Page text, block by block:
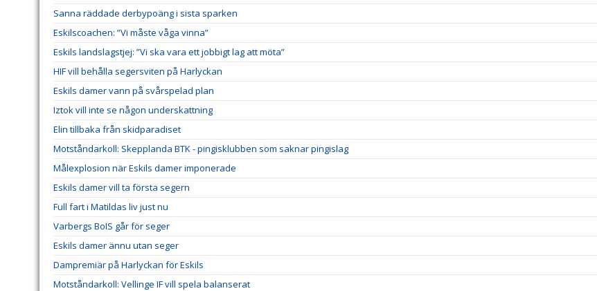
Sanna räddade derbypoäng i sista sparken
Eskilscoachen: ”Vi måste våga vinna”
Eskils landslagstjej: ”Vi ska vara ett jobbigt lag att möta”
HIF vill behålla segersviten på Harlyckan
Eskils damer vann på svårspelad plan
Iztok vill inte se någon underskattning
Elin tillbaka från skidparadiset
Motståndarkoll: Skepplanda BTK - pingisklubben som saknar pingislag
Målexplosion när Eskils damer imponerade
Eskils damer vill ta första segern
Full fart i Matildas liv just nu
Varbergs BoIS går för seger
Eskils damer ännu utan seger
Dampremiär på Harlyckan för Eskils
Motståndarkoll: Vellinge IF vill spela balanserat